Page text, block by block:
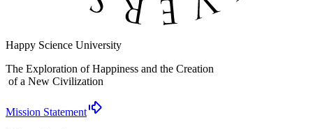
Happy Science University
The Exploration of Happiness and the Creation
of a New Civilization
Mission Statement